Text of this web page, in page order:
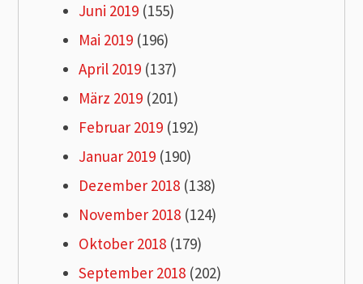
Juni 2019 (155)
Mai 2019 (196)
April 2019 (137)
März 2019 (201)
Februar 2019 (192)
Januar 2019 (190)
Dezember 2018 (138)
November 2018 (124)
Oktober 2018 (179)
September 2018 (202)